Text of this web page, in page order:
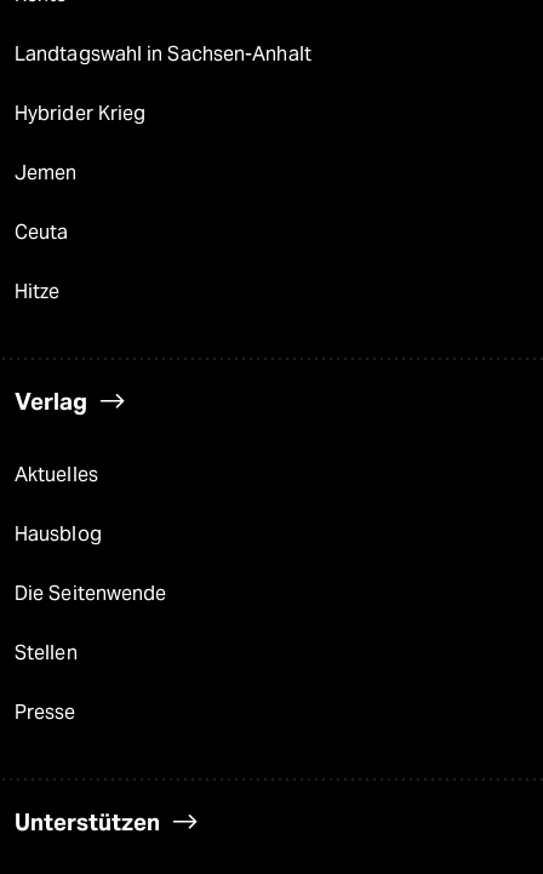
Landtagswahl in Sachsen-Anhalt
Hybrider Krieg
Jemen
Ceuta
Hitze
Verlag
Aktuelles
Hausblog
Die Seitenwende
Stellen
Presse
Unterstützen